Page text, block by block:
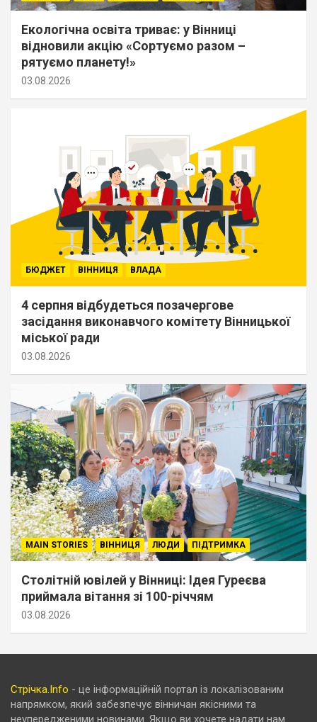
Екологічна освіта триває: у Вінниці
відновили акцію «Сортуємо разом –
рятуємо планету!»
03.08.2026
БЮДЖЕТ ВІННИЦЯ ВЛАДА
4 серпня відбудеться позачергове
засідання виконавчого комітету Вінницької
міської ради
03.08.2026
MAIN STORIES ВІННИЦЯ ЛЮДИ ПІДТРИМКА
Столітній ювілей у Вінниці: Ідея Гуреєва
приймала вітання зі 100-річчям
03.08.2026
Стрічка.Info - це інформаційній портал із локалізованим
напрямком, який забезпечує вінничан якісними та
неупередженими новинами. Якщо ви хочете надати нам